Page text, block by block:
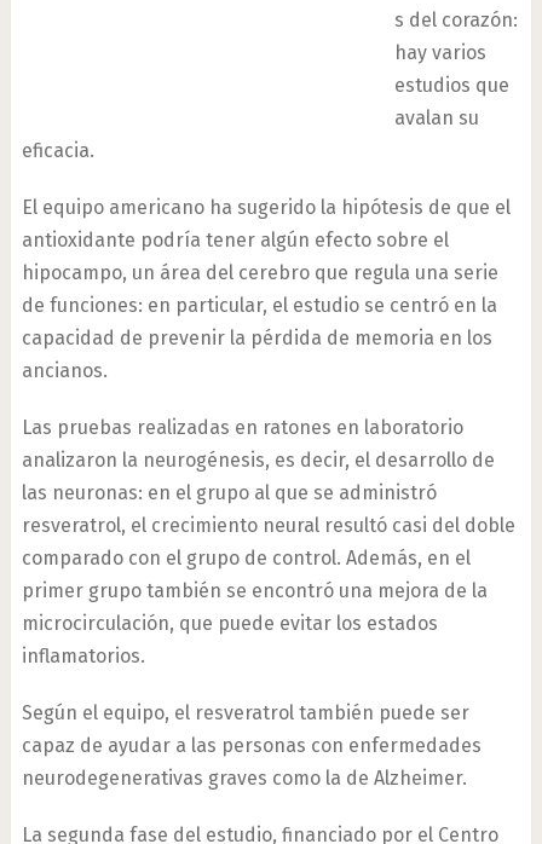
s del corazón:
hay varios
estudios que
avalan su
eficacia.
El equipo americano ha sugerido la hipótesis de que el
antioxidante podría tener algún efecto sobre el
hipocampo, un área del cerebro que regula una serie
de funciones: en particular, el estudio se centró en la
capacidad de prevenir la pérdida de memoria en los
ancianos.
Las pruebas realizadas en ratones en laboratorio
analizaron la neurogénesis, es decir, el desarrollo de
las neuronas: en el grupo al que se administró
resveratrol, el crecimiento neural resultó casi del doble
comparado con el grupo de control. Además, en el
primer grupo también se encontró una mejora de la
microcirculación, que puede evitar los estados
inflamatorios.
Según el equipo, el resveratrol también puede ser
capaz de ayudar a las personas con enfermedades
neurodegenerativas graves como la de Alzheimer.
La segunda fase del estudio, financiado por el Centro